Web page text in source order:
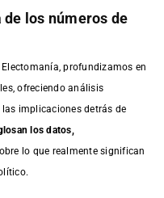
los números de
profundizamos en
ofreciendo análisis
implicaciones detrás de
los datos,
lo que realmente significan